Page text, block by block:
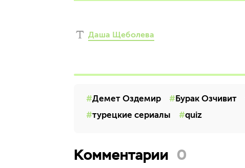
Даша Щеболева
Демет Оздемир Бурак Озчивит
турецкие сериалы
quiz
Комментарии 0